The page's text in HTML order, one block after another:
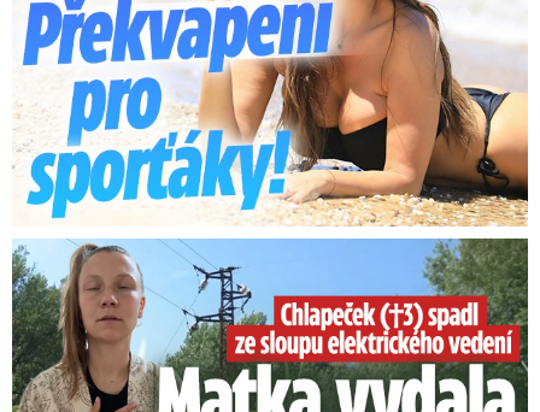
Smrtelný pád chlapce: Matka vydala vyjádření na 16 stran